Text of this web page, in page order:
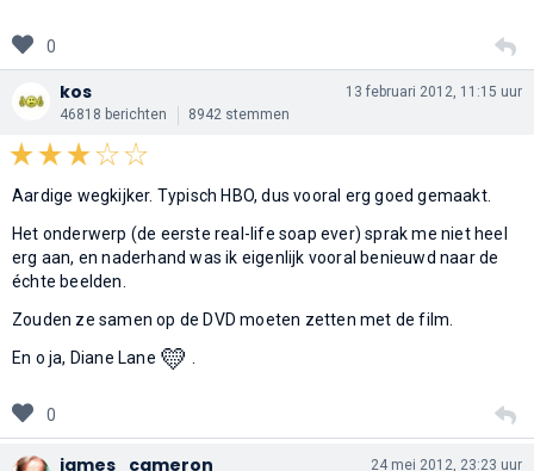
0
kos
46818 berichten 8942 stemmen
13 februari 2012, 11:15 uur
Aardige wegkijker. Typisch HBO, dus vooral erg goed gemaakt.
Het onderwerp (de eerste real-life soap ever) sprak me niet heel
erg aan, en naderhand was ik eigenlijk vooral benieuwd naar de
échte beelden.
Zouden ze samen op de DVD moeten zetten met de film.
En o ja, Diane Lane 💛
0
james_cameron 24 mei 2012, 23:23 uur